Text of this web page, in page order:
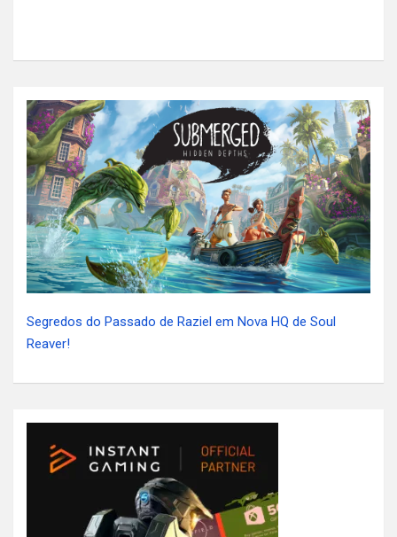
Segredos do Passado de Raziel em Nova HQ de Soul
Reaver!